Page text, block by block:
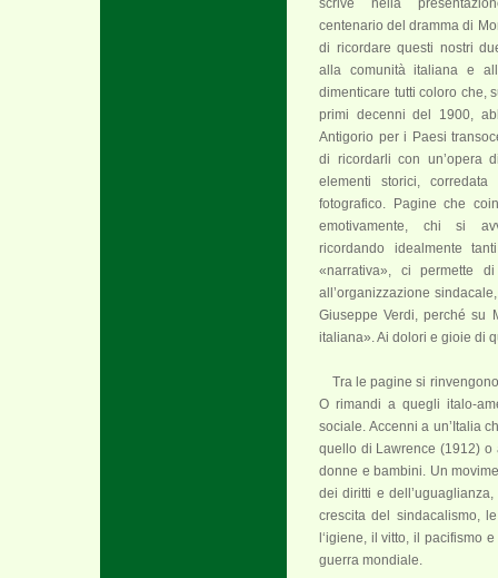
scrive nella
centenario del dramma di
di ricordare questi nostri
alla comunità italiana e
dimenticare tutti coloro che,
primi decenni del 1900,
Antigorio per i Paesi
di ricordarli con un’opera
elementi storici,
fotografico. Pagine che
emotivamente, chi si
ricordando idealmente
«narrativa», ci permette
all’organizzazione
Giuseppe Verdi, perché su
italiana». Ai dolori e gioie di
Tra le pagine si
O rimandi a quegli italo-
sociale. Accenni a un’Italia
quello di Lawrence (1912)
donne e bambini. Un
dei diritti e
crescita del sindacalismo,
l‘igiene, il vitto, il pacifismo
guerra mondiale.